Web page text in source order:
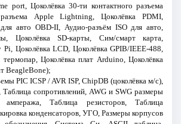
port, Цоколёвка 30-ти контактного разъема
Apple Lightning, Цоколёвка PDMI,
авто OBD-II, Аудио-разъём ISO для авто,
Цоколёвка SD-карты, Сим/смарт карта,
Pi, Цоколёвка LCD, Цоколёвка GPIB/IEEE-488,
термопар, Цоколёвка плат Arduino, Цоколёвка
BeagleBone);
PIC ICSP / AVR ISP, ChipDB (цоколёвка м/с),
сопротивлений, AWG и SWG размеры
Таблица резисторов, Таблица
конденсаторов, УГО, Размеры корпусов